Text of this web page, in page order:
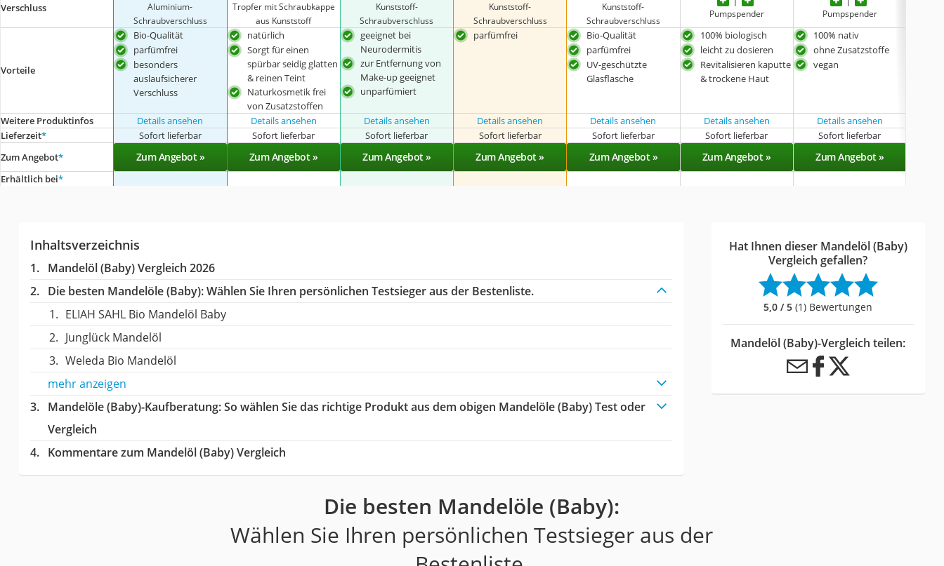
Verschluss
Aluminium-
Schraubverschluss
Tropfer mit Schraubkappe
aus Kunststoff
Kunststoff-
Schraubverschluss
Kunststoff-
Schraubverschluss
Kunststoff-
Schraubverschluss
Pumpspender Pumpspender
Vorteile
Bio-Qualität
parfümfrei
besonders
auslaufsicherer
Verschluss
natürlich
Sorgt für einen
spürbar seidig glatten
& reinen Teint
Naturkosmetik frei
von Zusatzstoffen
geeignet bei
Neurodermitis
zur Entfernung von
Make-up geeignet
unparfümiert
parfümfrei
Bio-Qualität
parfümfrei
UV-geschützte
Glasflasche
100% biologisch
leicht zu dosieren
Revitalisieren kaputte
& trockene Haut
100% nativ
ohne Zusatzstoffe
vegan
Weitere Produktinfos Details ansehen Details ansehen Details ansehen Details ansehen Details ansehen Details ansehen
Details ansehen
Lieferzeit* Sofort lieferbar Sofort lieferbar Sofort lieferbar Sofort lieferbar Sofort lieferbar Sofort lieferbar Sofort lieferbar
Zum Angebot* Zum Angebot » Zum Angebot » Zum Angebot » Zum Angebot » Zum Angebot » Zum Angebot » Zum Angebot »
Erhältlich bei*
Inhaltsverzeichnis
Mandelöl (Baby) Vergleich 2026
Die besten Mandelöle (Baby):Wählen Sie Ihren persönlichen Testsieger aus der Bestenliste.
ELIAH SAHL Bio Mandelöl Baby
Junglück Mandelöl
Weleda Bio Mandelöl
mehr anzeigen
Mandelöle (Baby)-Kaufberatung: So wählen Sie das richtige Produkt aus dem obigen Mandelöle (Baby) Test oder
Vergleich
Kommentare zum Mandelöl (Baby) Vergleich
Hat Ihnen dieser Mandelöl (Baby)
Vergleich gefallen?
5,0 / 5 (1) Bewertungen
Mandelöl (Baby)-Vergleich teilen:
Die besten Mandelöle (Baby):
Wählen Sie Ihren persönlichen Testsieger aus der